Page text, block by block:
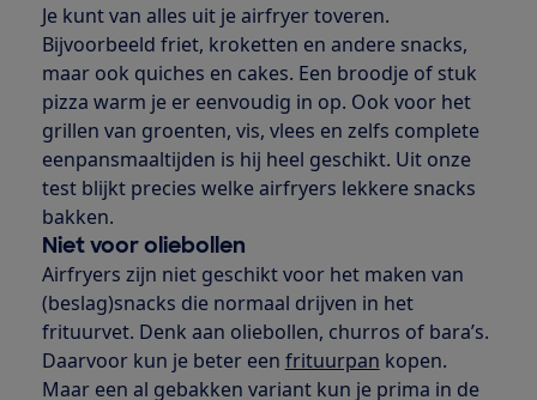
Je kunt van alles uit je airfryer toveren.
Bijvoorbeeld friet, kroketten en andere snacks,
maar ook quiches en cakes. Een broodje of stuk
pizza warm je er eenvoudig in op. Ook voor het
grillen van groenten, vis, vlees en zelfs complete
eenpansmaaltijden is hij heel geschikt. Uit onze
test blijkt precies welke airfryers lekkere snacks
bakken.
Niet voor oliebollen
Airfryers zijn niet geschikt voor het maken van
(beslag)snacks die normaal drijven in het
frituurvet. Denk aan oliebollen, churros of bara’s.
Daarvoor kun je beter een frituurpan kopen.
Maar een al gebakken variant kun je prima in de